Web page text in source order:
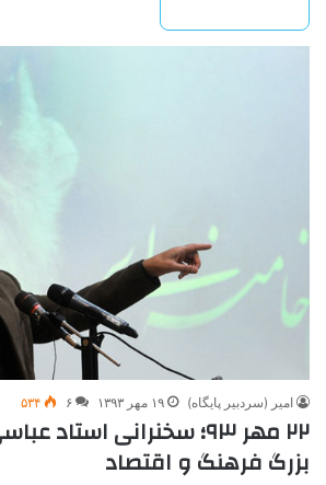
امیر (سردبیر پایگاه) ۱۹ مهر ۱۳۹۳ ۶ ۵۳۴
۲۲ مهر ۹۳؛ سخنرانی
بزرگ فرهنگ و اقتصاد